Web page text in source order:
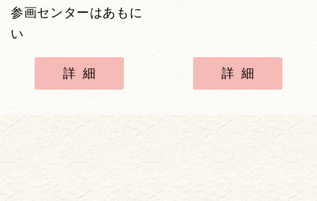
参画センターはあもに
い
詳細 詳細